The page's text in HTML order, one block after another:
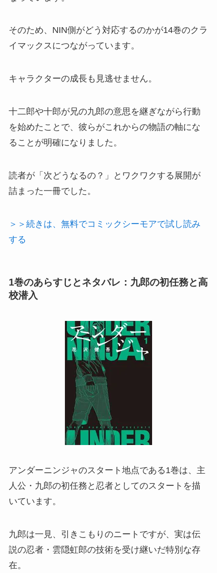
そのため、NIN側がどう対応するのかが14巻のクラ
イマックスにつながっています。
キャラクターの成長も見逃せません。
十二郎や十郎が兄の九郎の意思を継ぎながら行動
を始めたことで、彼らがこれからの物語の軸にな
ることが明確になりました。
読者が「次どうなるの？」とワクワクする展開が
詰まった一冊でした。
＞＞続きは、無料でコミックシーモアで試し読み
する
1巻のあらすじとネタバレ：九郎の初任務と高
校潜入
アンダーニンジャのスタート地点である1巻は、主
人公・九郎の初任務と忍者としてのスタートを描
いています。
九郎は一見、引きこもりのニートですが、実は伝
説の忍者・雲隠虹郎の技術を受け継いだ特別な存
在。